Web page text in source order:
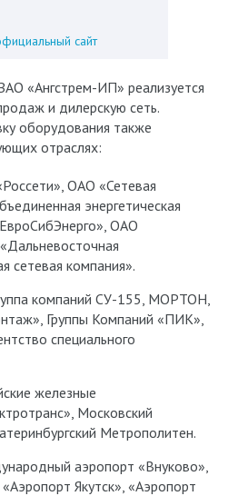
сайт
«Ангстрем-ИП» реализуется
и дилерскую сеть.
оборудования также
отраслях:
ОАО «Сетевая
энергетическая
ОАО
сетевая компания».
компаний СУ-155, МОРТОН,
Группы Компаний «ПИК»,
специального
железные
Московский
Метрополитен.
аэропорт «Внуково»,
Якутск», «Аэропорт